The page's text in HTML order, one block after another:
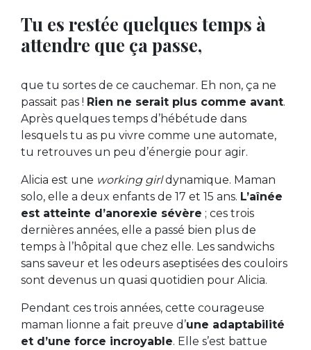
Tu es restée quelques temps à
attendre que ça passe,
que tu sortes de ce cauchemar. Eh non, ça ne
passait pas ! Rien ne serait plus comme avant.
Après quelques temps d’hébétude dans
lesquels tu as pu vivre comme une automate,
tu retrouves un peu d’énergie pour agir.
Alicia est une working girldynamique. Maman
solo, elle a deux enfants de 17 et 15 ans. L’aînée
est atteinte d’anorexie sévère ; ces trois
dernières années, elle a passé bien plus de
temps à l’hôpital que chez elle. Les sandwichs
sans saveur et les odeurs aseptisées des couloirs
sont devenus un quasi quotidien pour Alicia.
Pendant ces trois années, cette courageuse
maman lionne a fait preuve d’une adaptabilité
et d’une force incroyable. Elle s’est battue